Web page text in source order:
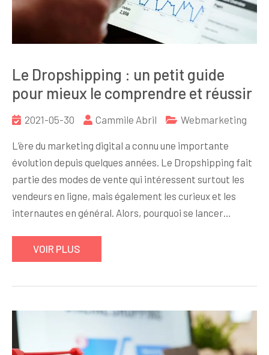
Le Dropshipping : un petit guide
pour mieux le comprendre et réussir
2021-05-30 Cammile Abril Webmarketing
L’ère du marketing digital a connu une importante
évolution depuis quelques années. Le Dropshipping fait
partie des modes de vente qui intéressent surtout les
vendeurs en ligne, mais également les curieux et les
internautes en général. Alors, pourquoi se lancer…
VOIR PLUS